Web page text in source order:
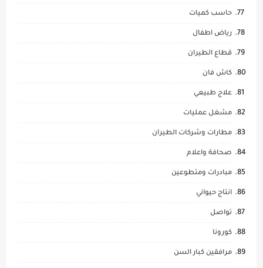
حاسب كميات
رياض اطفال
قطاع الطيران
كاش فان
علاج طبيعي
مشغل عمليات
مطارات وشركات الطيران
صحافة واعلام
مبادرات ومتطوعين
انتاج حيواني
تواصل
كورونا
مرافقين كبار السن